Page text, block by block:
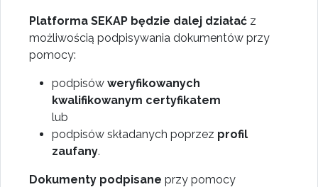
Platforma SEKAP będzie dalej działać z
możliwością podpisywania dokumentów przy
pomocy:
podpisów weryfikowanych
kwalifikowanym certyfikatem
lub
podpisów składanych poprzez profil
zaufany.
Dokumenty podpisane przy pomocy